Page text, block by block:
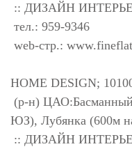
:: ДИЗАЙН
тел.: 959-9346
web-стр.:
HOME DESIGN;
(р-н)
ЮЗ), Лубянка (600м
:: ДИЗАЙН